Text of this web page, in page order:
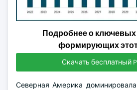
Подробнее о ключевых
формирующих
Скачать бесплатный
Северная Америка